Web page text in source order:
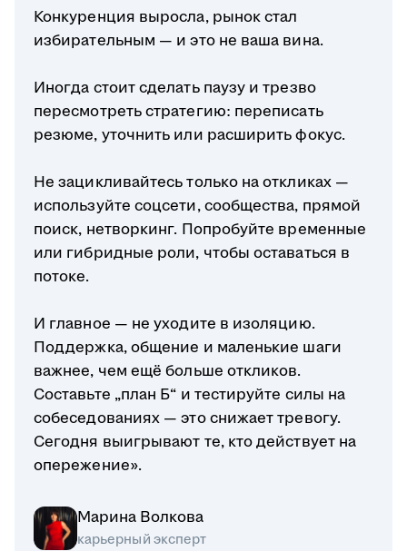
Конкуренция выросла, рынок стал
избирательным — и это не ваша вина.
Иногда стоит сделать паузу и трезво
пересмотреть стратегию: переписать
резюме, уточнить или расширить фокус.
Не зацикливайтесь только на откликах —
используйте соцсети, сообщества, прямой
поиск, нетворкинг. Попробуйте временные
или гибридные роли, чтобы оставаться в
потоке.
И главное — не уходите в изоляцию.
Поддержка, общение и маленькие шаги
важнее, чем ещё больше откликов.
Составьте „план Б“ и тестируйте силы на
собеседованиях — это снижает тревогу.
Сегодня выигрывают те, кто действует на
опережение».
Марина Волкова
карьерный эксперт